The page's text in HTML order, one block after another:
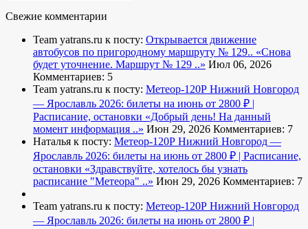
Свежие комментарии
Team yatrans.ru к посту: Открывается движение
автобусов по пригородному маршруту № 129.. «Снова
будет уточнение. Маршрут № 129 ..» Июл 06, 2026
Комментариев: 5
Team yatrans.ru к посту: Метеор-120Р Нижний Новгород
— Ярославль 2026: билеты на июнь от 2800 ₽ |
Расписание, остановки «Добрый день! На данный
момент информация ..» Июн 29, 2026 Комментариев: 7
Наталья к посту: Метеор-120Р Нижний Новгород —
Ярославль 2026: билеты на июнь от 2800 ₽ | Расписание,
остановки «Здравствуйте, хотелось бы узнать
расписание "Метеора" ..» Июн 29, 2026 Комментариев: 7
Team yatrans.ru к посту: Метеор-120Р Нижний Новгород
— Ярославль 2026: билеты на июнь от 2800 ₽ |